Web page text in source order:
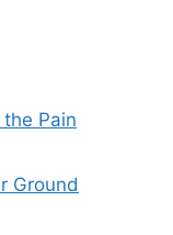
Pain
Ground